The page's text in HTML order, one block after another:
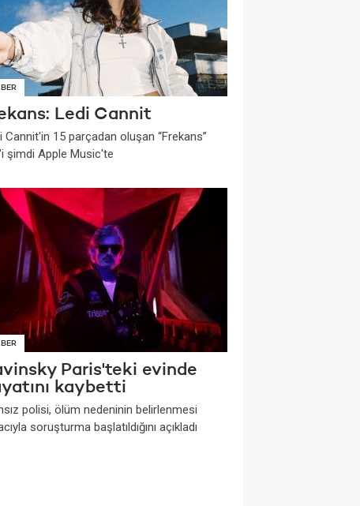
Ledi Cannit
Cannit'in 15 parçadan oluşan “Frekans”
şimdi Apple Music'te
Paris'teki evinde
kaybetti
polisi, ölüm nedeninin belirlenmesi
soruşturma başlatıldığını açıkladı